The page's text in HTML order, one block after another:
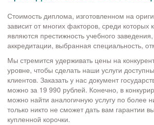
Стоимость диплома, изготовленном на
зависит от многих факторов, среди которых
являются престижность учебного
аккредитации, выбранная специальность,
Мы стремится удерживать цены на
уровне, чтобы сделать наши услуги
клиентов. Заказать у нас документ
можно за 19 990 рублей. Конечно, в
можно найти аналогичную услугу по более
только никто не сможет дать вам гарантии
купленной корочки.